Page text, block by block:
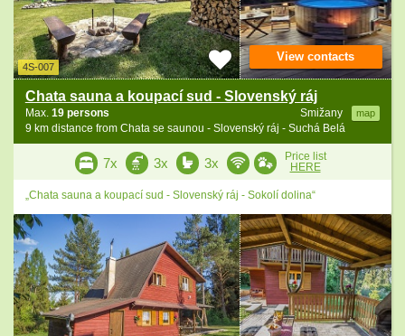
4S-007
Chata sauna a koupací sud - Slovenský ráj
Smižany map
Max. 19 persons
9 km distance from Chata se saunou - Slovenský ráj - Suchá Belá
View contacts
7x 3x 3x
Price list
HERE
„Chata sauna a koupací sud - Slovenský ráj - Sokolí dolina“